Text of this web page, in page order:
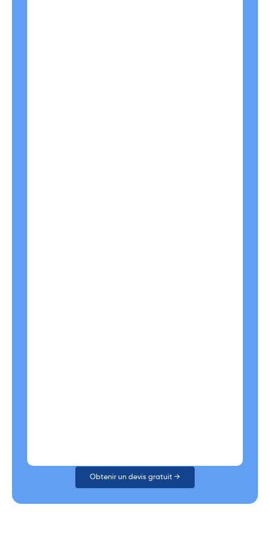
Obtenir un devis gratuit →